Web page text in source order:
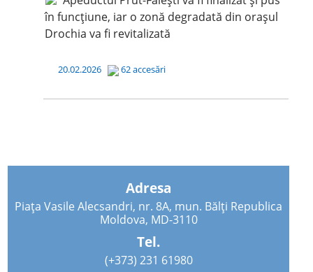
în funcțiune, iar o zonă degradată din orașul
Drochia va fi revitalizată
20.02.2026 62 accesări
Adresa
Piața Vasile Alecsandri, nr. 8A, mun. Bălți Republica
Moldova, MD-3110
Tel.
(+373) 231 61980